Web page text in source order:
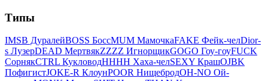
Типы
IMSB ДуралейBOSS БоссMUM МамочкаFAKE Фейк-челDior-
s ЛузерDEAD МертвякZZZZ ИгнорщикGOGO Гоу-гоуFUCK
СорнякCTRL КукловодHHHH Хаха-челSEXY КрашOJBK
ПофигистJOKE-R КлоунPOOR НищебродOH-NO Ой-